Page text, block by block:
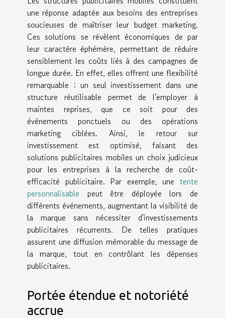
une réponse adaptée aux besoins des entreprises
soucieuses de maîtriser leur budget marketing.
Ces solutions se révèlent économiques de par
leur caractère éphémère, permettant de réduire
sensiblement les coûts liés à des campagnes de
longue durée. En effet, elles offrent une flexibilité
remarquable : un seul investissement dans une
structure réutilisable permet de l'employer à
maintes reprises, que ce soit pour des
événements ponctuels ou des opérations
marketing ciblées. Ainsi, le retour sur
investissement est optimisé, faisant des
solutions publicitaires mobiles un choix judicieux
pour les entreprises à la recherche de coût-
efficacité publicitaire. Par exemple, une tente
personnalisable peut être déployée lors de
différents événements, augmentant la visibilité de
la marque sans nécessiter d'investissements
publicitaires récurrents. De telles pratiques
assurent une diffusion mémorable du message de
la marque, tout en contrôlant les dépenses
publicitaires.
Portée étendue et notoriété
accrue